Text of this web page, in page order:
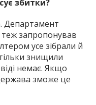
збитки?
Департамент
запропонував
усе зібрали й
знищили
немає. Якщо
зможе це